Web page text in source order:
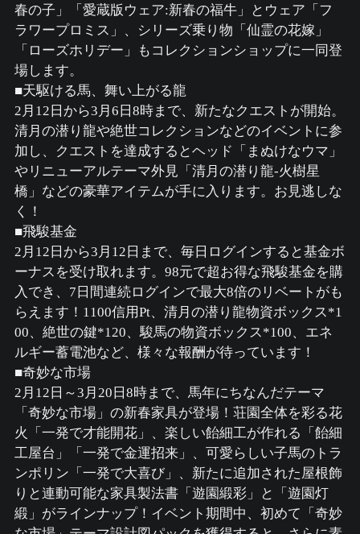
春の子」「愛蔵版ウェア:新春の福牛」とウェア「フ
ラワープロミス」、シリーズ乗り物「仙霊の花嫁」
「ローズホリデー」もコレクションショップに一同登
場します。
■天駆ける馬、舞い上がる龍
2月12日から3月6日8時まで、新たなクエストが開始。
清月の潜り龍や絶世コレクションなどのイベントに参
加し、クエストを達成するとヘッド「まぬけなウマ」
やリニューアルテーマ外見「清月の潜り龍-火樹星
橋」などの豪華アイテムが手に入ります。お見逃しな
く！
■飛駿基金
2月12日から3月12日まで、毎日ログインすると基金ボ
ーナスを受け取れます。98元で超お得な飛駿基金を購
入でき、7日間連続ログインで最大8倍のリベートがも
らえます！1100信用Pt、清月の潜り龍物資ボックス*1
00、絶世の鍵*120、駿馬の物資ボックス*100、エネ
ルギー蓄電池など、様々な報酬が待っています！
■奇妙な市場
2月12日～3月20日8時まで、馬年にちなんだテーマ
「奇妙な市場」の新春家具が登場！荘園全体を彩る花
火「一発で才能開花」、楽しい飴細工が作れる「飴細
工屋台」「一発で金運招来」、可愛らしい子馬のトラ
ンポリン「一発で大喜び」、新たに追加された屋根飾
りと連動可能な家具製法書「遊園緞彩」と「遊園灯
緞」がラインナップ！イベント期間中、初めて「奇妙